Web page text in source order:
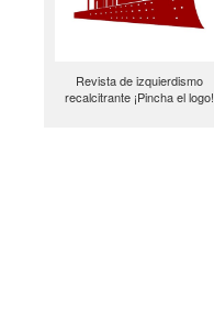
Revista de izquierdismo
recalcitrante ¡Pincha el logo!